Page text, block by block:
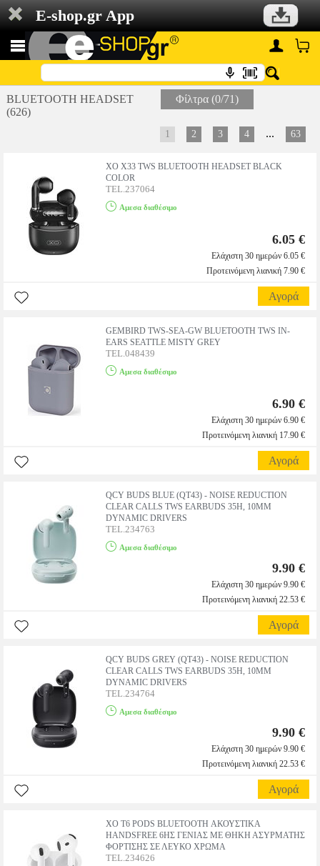
E-shop.gr App
BLUETOOTH HEADSET
(626)
Φίλτρα (0/71)
1 2 3 4 ... 63
XO X33 TWS BLUETOOTH HEADSET BLACK
COLOR
TEL.237064
Αμεσα διαθέσιμο
6.05 €
Ελάχιστη 30 ημερών 6.05 €
Προτεινόμενη λιανική 7.90 €
Αγορά
GEMBIRD TWS-SEA-GW BLUETOOTH TWS IN-
EARS SEATTLE MISTY GREY
TEL.048439
Αμεσα διαθέσιμο
6.90 €
Ελάχιστη 30 ημερών 6.90 €
Προτεινόμενη λιανική 17.90 €
Αγορά
QCY BUDS BLUE (QT43) - NOISE REDUCTION
CLEAR CALLS TWS EARBUDS 35H, 10MM
DYNAMIC DRIVERS
TEL.234763
Αμεσα διαθέσιμο
9.90 €
Ελάχιστη 30 ημερών 9.90 €
Προτεινόμενη λιανική 22.53 €
Αγορά
QCY BUDS GREY (QT43) - NOISE REDUCTION
CLEAR CALLS TWS EARBUDS 35H, 10MM
DYNAMIC DRIVERS
TEL.234764
Αμεσα διαθέσιμο
9.90 €
Ελάχιστη 30 ημερών 9.90 €
Προτεινόμενη λιανική 22.53 €
Αγορά
XO T6 PODS BLUETOOTH ΑΚΟΥΣΤΙΚΑ
HANDSFREE 6ΗΣ ΓΕΝΙΑΣ ΜΕ ΘΗΚΗ ΑΣΥΡΜΑΤΗΣ
ΦΟΡΤΙΣΗΣ ΣΕ ΛΕΥΚΟ ΧΡΩΜΑ
TEL.234626